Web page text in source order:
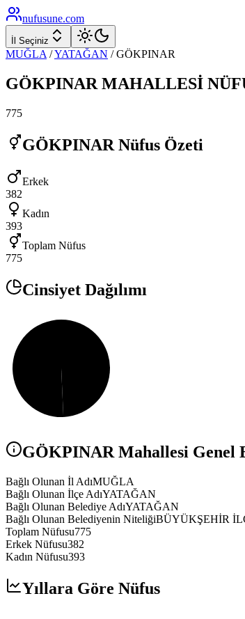
nufusune.com
İl Seçiniz
MUĞLA /YATAĞAN /GÖKPINAR
GÖKPINAR MAHALLESİ
775
GÖKPINAR Nüfus Özeti
Erkek
382
Kadın
393
Toplam Nüfus
775
Cinsiyet Dağılımı
GÖKPINARMahallesi Genel
Bağlı Olunan İl AdıMUĞLA
Bağlı Olunan İlçe AdıYATAĞAN
Bağlı Olunan Belediye AdıYATAĞAN
Bağlı Olunan Belediyenin NiteliğiBÜYÜKŞEHİR
Toplam Nüfusu775
Erkek Nüfusu382
Kadın Nüfusu393
Yıllara Göre Nüfus